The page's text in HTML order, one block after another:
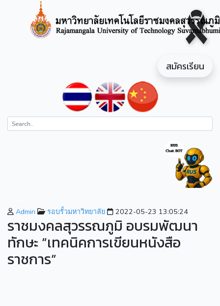
สมัครเรียน
Admin รอบรั้วมหาวิทยาลัย 2022-05-23 13:05:24
ราชมงคลสุวรรณภูมิ อบรมพัฒนา
ทักษะ “เทคนิคการเขียนหนังสือ
ราชการ”